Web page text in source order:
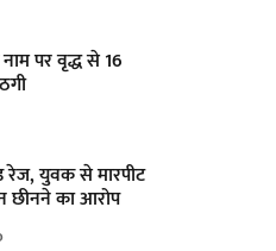
पर वृद्ध से 16
रेज, युवक से मारपीट
छीनने का आरोप